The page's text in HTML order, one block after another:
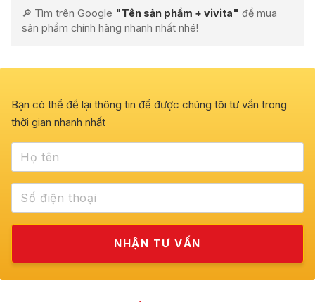
🔎 Tìm trên Google "Tên sản phẩm + vivita" để mua
sản phẩm chính hãng nhanh nhất nhé!
Bạn có thể để lại thông tin để được chúng tôi tư vấn trong
thời gian nhanh nhất